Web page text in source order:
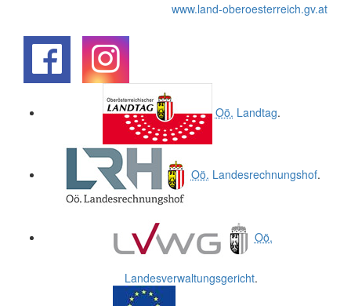
www.land-oberoesterreich.gv.at
Oö. Landtag.
Oö. Landesrechnungshof.
Oö.
Landesverwaltungsgericht.